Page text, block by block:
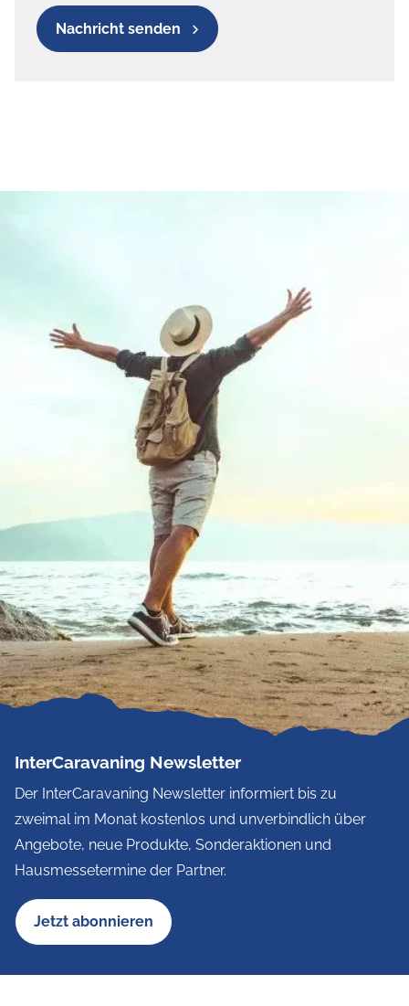
Nachricht senden
InterCaravaning Newsletter
Der InterCaravaning Newsletter informiert bis zu
zweimal im Monat kostenlos und unverbindlich über
Angebote, neue Produkte, Sonderaktionen und
Hausmessetermine der Partner.
Jetzt abonnieren